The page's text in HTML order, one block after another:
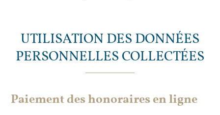
UTILISATION DES DONNÉES
PERSONNELLES COLLECTÉES
Paiement des honoraires en ligne